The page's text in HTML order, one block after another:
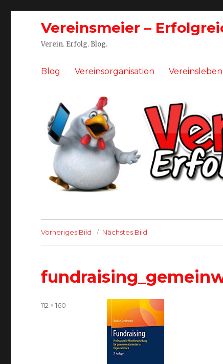
Vereinsmeier –
Verein. Erfolg. Blog.
Blog Vereinsorganisation Vereinsleben
Vorheriges Bild Nächstes Bild
Volle
112 × 160